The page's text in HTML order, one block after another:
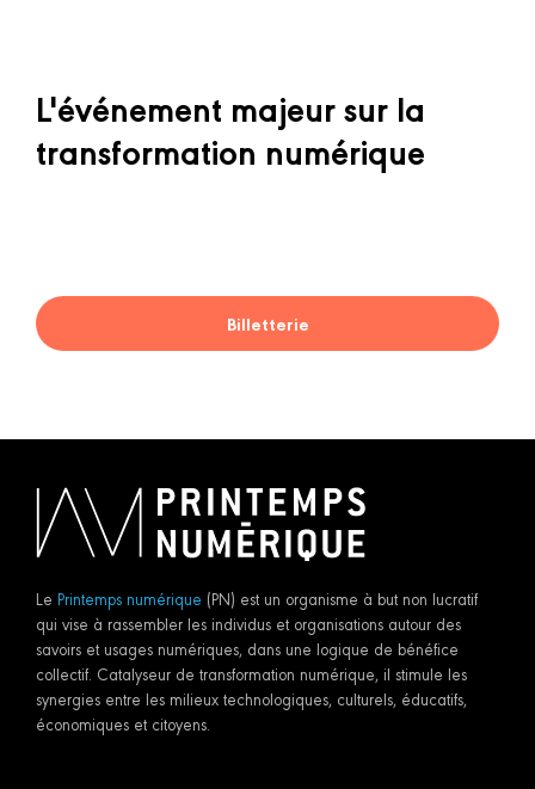
L'événement majeur sur la
transformation numérique
Billetterie
Le Printemps numérique (PN) est un organisme à but non lucratif
qui vise à rassembler les individus et organisations autour des
savoirs et usages numériques, dans une logique de bénéfice
collectif. Catalyseur de transformation numérique, il stimule les
synergies entre les milieux technologiques, culturels, éducatifs,
économiques et citoyens.